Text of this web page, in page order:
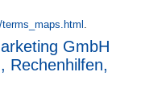
GmbH
Rechenhilfen,